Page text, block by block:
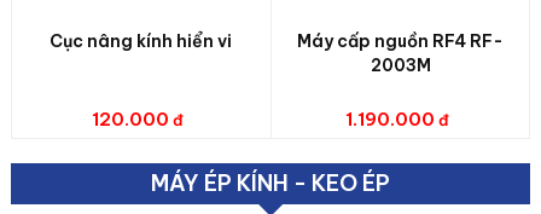
Cục nâng kính hiển vi
120.000
Máy cấp nguồn RF4 RF-
2003M
1.190.000
MÁY ÉP KÍNH - KEO ÉP